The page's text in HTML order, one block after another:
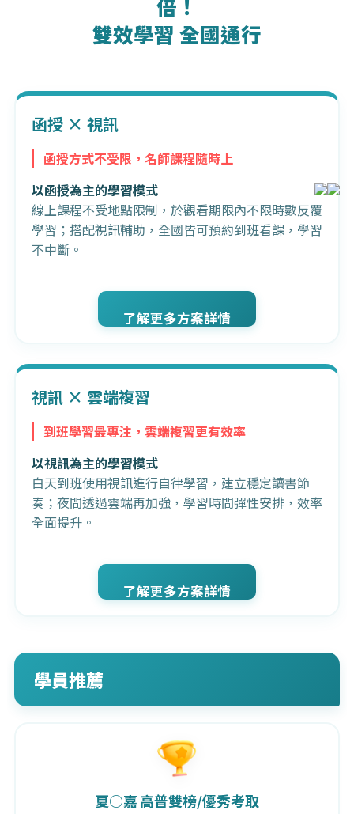
雙效學習 全國通行
函授 × 視訊
函授方式不受限，名師課程隨時上
以函授為主的學習模式
線上課程不受地點限制，於觀看期限內不限時數反覆
學習；搭配視訊輔助，全國皆可預約到班看課，學習
不中斷。
了解更多方案詳情
視訊 × 雲端複習
到班學習最專注，雲端複習更有效率
以視訊為主的學習模式
白天到班使用視訊進行自律學習，建立穩定讀書節
奏；夜間透過雲端再加強，學習時間彈性安排，效率
全面提升。
了解更多方案詳情
學員推薦
夏○嘉高普雙榜/優秀考取